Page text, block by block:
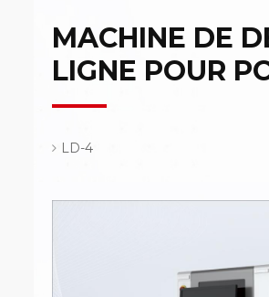
MACHINE DE
LIGNE POUR
LD-4